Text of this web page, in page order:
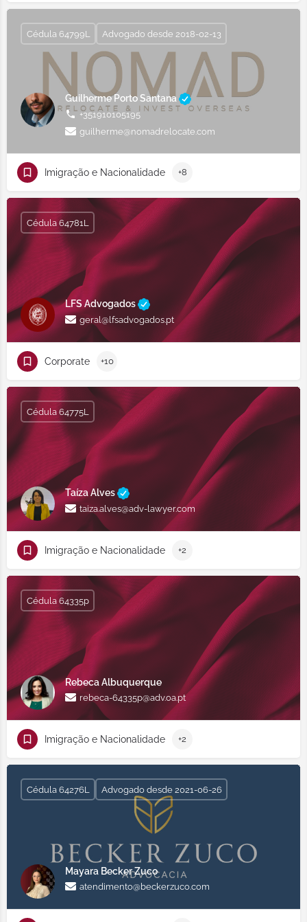
Guilherme Porto Santana
+351910105195
guilherme@nomadrelocate.com
Cédula 64799L Advogado desde 2018-02-13
Imigração e Nacionalidade +8
LFS Advogados
geral@lfsadvogados.pt
Cédula 64781L
Corporate +10
Taíza Alves
taiza.alves@adv-lawyer.com
Cédula 64775L
Imigração e Nacionalidade +2
Rebeca Albuquerque
rebeca-64335p@adv.oa.pt
Cédula 64335p
Imigração e Nacionalidade +2
Mayara Becker Zuco
atendimento@beckerzuco.com
Cédula 64276L Advogado desde 2021-06-26